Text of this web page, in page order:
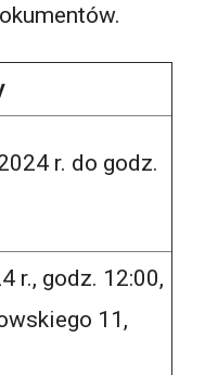
r. do godz.
r., godz. 12:00,
11,